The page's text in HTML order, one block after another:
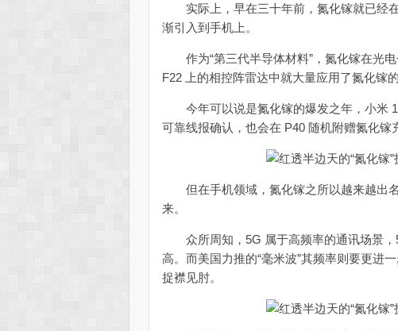
实际上，早在三十年前，氮化镓就已经
渐引入到手机上。
作为“第三代半导体材料”，氮化镓在光电
F22 上的相控阵雷达中就大量应用了氮化镓
今年可以说是氮化镓的爆发之年，小米
可靠线报确认，也会在 P40 随机附赠氮化镓
但在手机领域，氮化镓之所以越来越出名
来。
众所周知，5G 属于高频率的通讯场景，
高。而美国力推的“毫米波”其频率则要更进
捉襟见肘。